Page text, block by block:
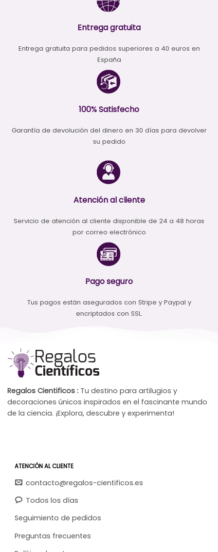
Entrega gratuita
Entrega gratuita para pedidos superiores a 40 euros en
España
100% Satisfecho
Garantía de devolución del dinero en 30 días para devolver
su pedido
Atención al cliente
Servicio de atención al cliente disponible de 24 a 48 horas
por correo electrónico
Pago seguro
Tus pagos están asegurados con Stripe y Paypal y
encriptados con SSL.
Regalos Cientificos : Tu destino para artilugios y
decoraciones únicos inspirados en el fascinante mundo
de la ciencia. ¡Explora, descubre y experimenta!
ATENCIÓN AL CLIENTE
contacto@regalos-cientificos.es
Todos los días
Seguimiento de pedidos
Preguntas frecuentes